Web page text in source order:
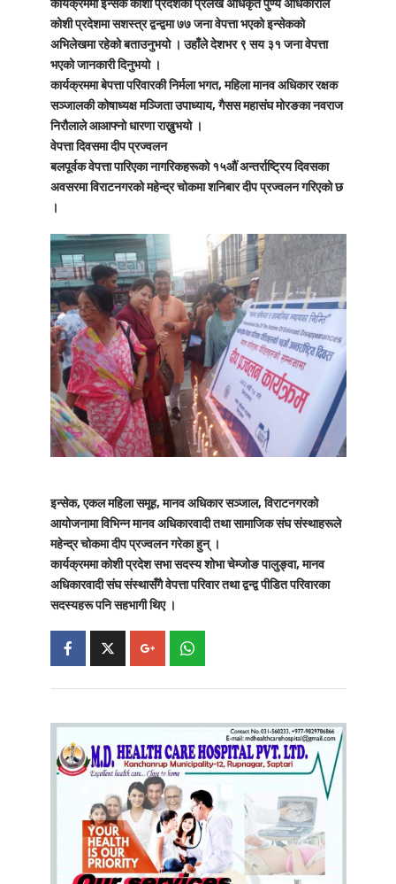
कार्यक्रममा इन्सेक कोशी प्रदेशका प्रलेख अधिकृत पुण्य अधिकारीले
कोशी प्रदेशमा सशस्त्र द्वन्द्वमा ७७ जना वेपत्ता भएको इन्सेकको
अभिलेखमा रहेको बताउनुभयो । उहाँले देशभर ९ सय ३१ जना वेपत्ता
भएको जानकारी दिनुभयो ।
कार्यक्रममा बेपत्ता परिवारकी निर्मला भगत, महिला मानव अधिकार रक्षक
सञ्जालकी कोषाध्यक्ष मञ्जिता उपाध्याय, गैसस महासंघ मोरङका नवराज
निरौलाले आआफ्नो धारणा राख्नुभयो ।
वेपत्ता दिवसमा दीप प्रज्वलन
बलपूर्वक वेपत्ता पारिएका नागरिकहरूको १५औं अन्तर्राष्ट्रिय दिवसका
अवसरमा विराटनगरको महेन्द्र चोकमा शनिबार दीप प्रज्वलन गरिएको छ
।
इन्सेक, एकल महिला समूह, मानव अधिकार सञ्जाल, विराटनगरको
आयोजनामा विभिन्न मानव अधिकारवादी तथा सामाजिक संघ संस्थाहरूले
महेन्द्र चोकमा दीप प्रज्वलन गरेका हुन् ।
कार्यक्रममा कोशी प्रदेश सभा सदस्य शोभा चेम्जोङ पालुङ्वा, मानव
अधिकारवादी संघ संस्थासँगै वेपत्ता परिवार तथा द्वन्द्व पीडित परिवारका
सदस्यहरू पनि सहभागी थिए ।